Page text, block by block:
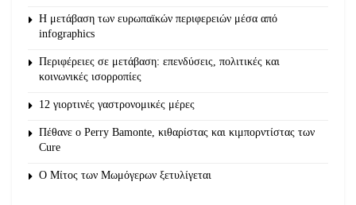
Η μετάβαση των ευρωπαϊκών περιφερειών μέσα από
infographics
Περιφέρειες σε μετάβαση: επενδύσεις, πολιτικές και
κοινωνικές ισορροπίες
12 γιορτινές γαστρονομικές μέρες
Πέθανε ο Perry Bamonte, κιθαρίστας και κιμπορντίστας των
Cure
O Μίτος των Μωμόγερων ξετυλίγεται